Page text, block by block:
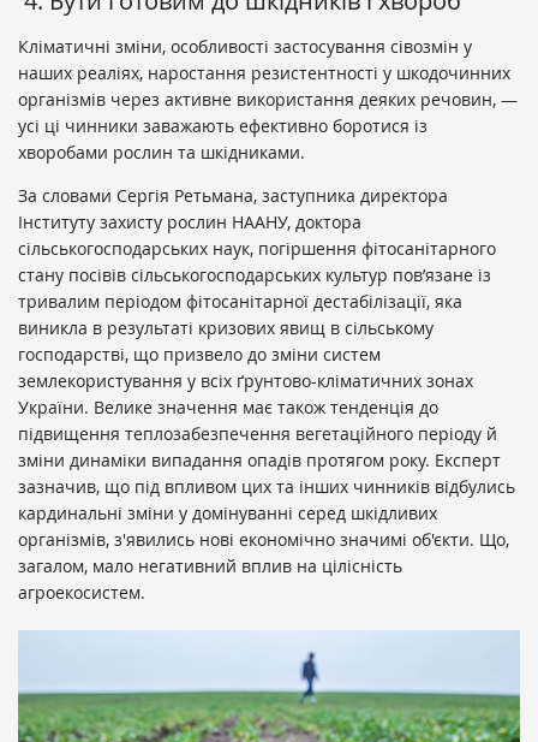
Кліматичні зміни, особливості застосування сівозмін у
наших реаліях, наростання резистентності у шкодочинних
організмів через активне використання деяких речовин, —
усі ці чинники заважають ефективно боротися із
хворобами рослин та шкідниками.
За словами Сергія Ретьмана, заступника директора
Інституту захисту рослин НААНУ, доктора
сільськогосподарських наук, погіршення фітосанітарного
стану посівів сільськогосподарських культур пов’язане із
тривалим періодом фітосанітарної дестабілізації, яка
виникла в результаті кризових явищ в сільському
господарстві, що призвело до зміни систем
землекористування у всіх ґрунтово-кліматичних зонах
України. Велике значення має також тенденція до
підвищення теплозабезпечення вегетаційного періоду й
зміни динаміки випадання опадів протягом року. Експерт
зазначив, що під впливом цих та інших чинників відбулись
кардинальні зміни у домінуванні серед шкідливих
організмів, з'явились нові економічно значимі об'єкти. Що,
загалом, мало негативний вплив на цілісність
агроекосистем.